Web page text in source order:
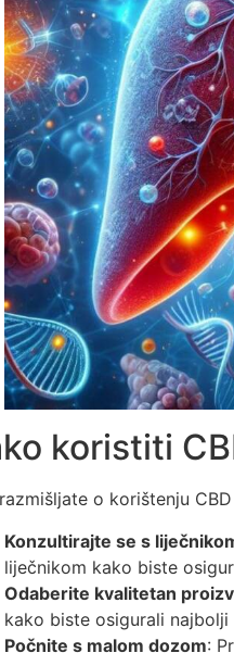
koristiti
o korištenju
Konzultirajte se s
liječnikom kako biste
Odaberite kvalitetan
kako biste osigurali najbolji
Počnite s malom dozom: